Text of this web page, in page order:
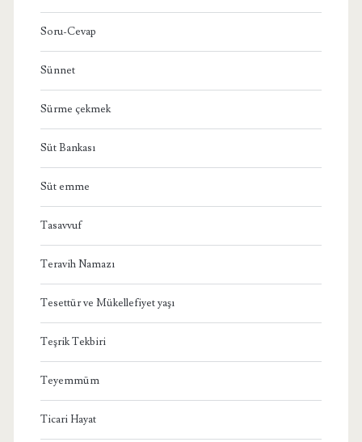
Soru-Cevap
Sünnet
Sürme çekmek
Süt Bankası
Süt emme
Tasavvuf
Teravih Namazı
Tesettür ve Mükellefiyet yaşı
Teşrik Tekbiri
Teyemmüm
Ticari Hayat